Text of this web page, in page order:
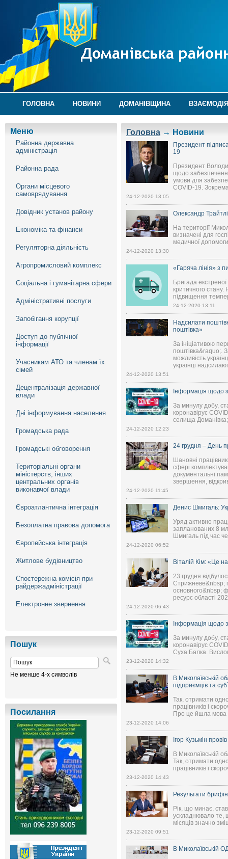
ГОЛОВНА НОВИНИ ДОМАНІВЩИНА
Меню
Районна державна
адміністрація
Районна рада
Органи місцевого
самоврядування
Довідник установ району
Економіка та фінанси
Регуляторна діяльність
Агропромисловий комплекс
Соціальна і гуманітарна сфери
Адміністративні послуги
Запобігання корупції
Доступ до публічної
інформації
Учасникам АТО та членам їх
сімей
Децентралізація державної
влади
Дні інформування населення
Громадська рада
Громадські обговорення
Територіальні органи
міністерств, інших
центральних органів
виконавчої влади
Євроатлантична інтеграція
Безоплатна правова допомога
Європейська інтеграція
Житлове будівництво
Спостережна комісія при
райдержадміністрації
Електронне звернення
Пошук
Не менше 4-х символів
Посилання
Головна → Новини
Президент
19
Президент
щодо
умови для
COVID-19.
24-12-2020 13:05
Олександр
На території
визначені для
медичної
24-12-2020 13:30
«Гаряча лінія» з
Бригада
критичного
підвищення
24-12-2020 13:11
Надсилати
поштівка»
За ініціативою
поштівка&raquo;.
можливість
українці
24-12-2020 13:51
Інформація щодо
За минулу добу,
коронавірус
селища
24-12-2020 12:23
24 грудня – День
Шановні
сфері
документальні
звершення,
24-12-2020 11:45
Денис Шмигаль:
Уряд активно
запланованих 8
Шмигаль під час
24-12-2020 06:52
Віталій Кім: «Це
23 грудня
Стрижневе&nbsp;
основного&nbsp;
ресурс області
24-12-2020 06:43
Інформація щодо
За минулу добу,
коронавірус
Суха Балка.
23-12-2020 14:32
В Миколаївській
підприємців та
Так, отримати
працівників і
Про це йшла мова
23-12-2020 14:06
Ігор Кузьмін
В Миколаївській
Так, отримати
працівників і
23-12-2020 14:43
Результати
Рік, що минає,
ускладнювало те,
місяців значно
23-12-2020 09:51
В Миколаївській